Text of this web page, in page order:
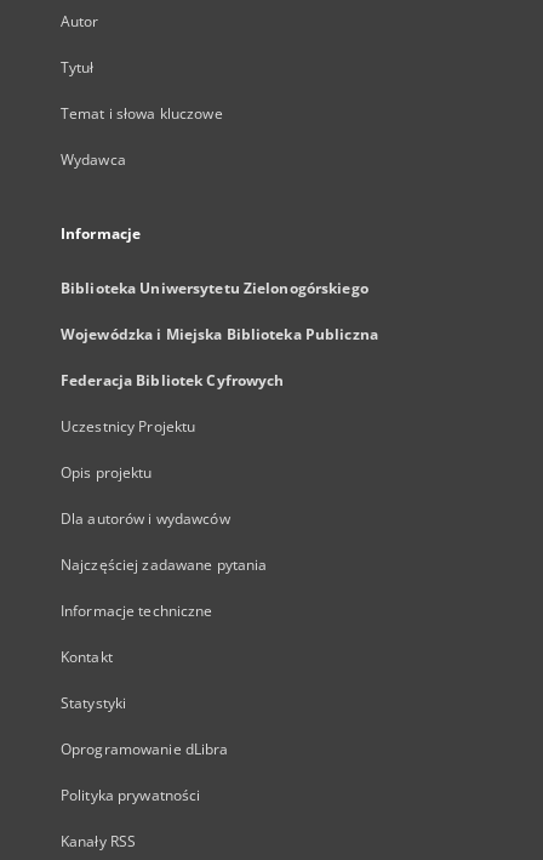
Autor
Tytuł
Temat i słowa kluczowe
Wydawca
Informacje
Biblioteka Uniwersytetu Zielonogórskiego
Wojewódzka i Miejska Biblioteka Publiczna
Federacja Bibliotek Cyfrowych
Uczestnicy Projektu
Opis projektu
Dla autorów i wydawców
Najczęściej zadawane pytania
Informacje techniczne
Kontakt
Statystyki
Oprogramowanie dLibra
Polityka prywatności
Kanały RSS